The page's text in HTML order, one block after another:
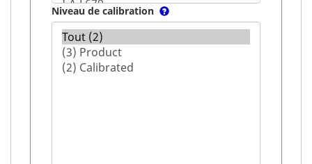
Niveau de calibration